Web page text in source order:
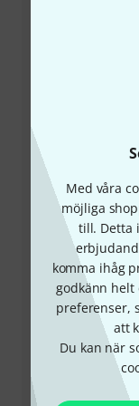
Med våra
möjliga
till. Detta
komma ihåg
godkänn helt
preferenser,
att
Du kan när
Vår kundtjänst
frågor eller
Ha
Öppettider
sommartid)
Ordna
Fler
Skicka
Alla